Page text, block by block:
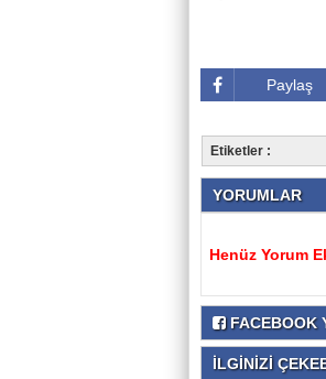
Paylaş
Etiketler :
YORUMLAR
Henüz Yorum
FACEBOOK
İLGİNİZİ